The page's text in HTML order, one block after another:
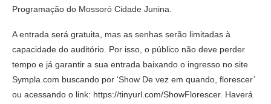
Programação do Mossoró Cidade Junina.
A entrada será gratuita, mas as senhas serão limitadas à
capacidade do auditório. Por isso, o público não deve perder
tempo e já garantir a sua entrada baixando o ingresso no site
Sympla.com buscando por ‘Show De vez em quando, florescer’
ou acessando o link: https://tinyurl.com/ShowFlorescer. Haverá